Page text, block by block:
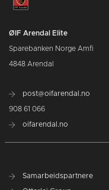
ØIF Arendal Elite
Sparebanken Norge Amfi
4848 Arendal
post@oifarendal.no
908 61 066
oifarendal.no
Samarbeidspartnere